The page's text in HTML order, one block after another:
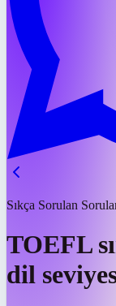
Sıkça Sorulan
TOEFL
dil